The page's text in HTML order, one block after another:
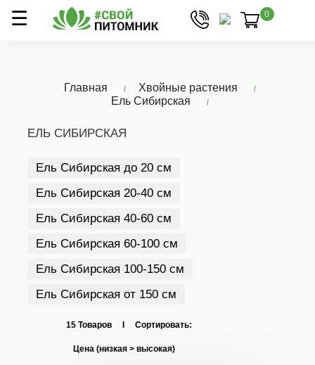
0
Главная
Хвойные растения
Ель Сибирская
ЕЛЬ СИБИРСКАЯ
Ель Сибирская до 20 см
Ель Сибирская 20-40 см
Ель Сибирская 40-60 см
Ель Сибирская 60-100 см
Ель Сибирская 100-150 см
Ель Сибирская от 150 см
15 Товаров I Сортировать: